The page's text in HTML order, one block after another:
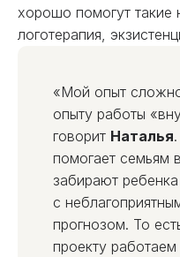
хорошо помогут такие
логотерапия,
«Мой опыт
опыту работы
говорит Наталья
помогает семьям
забирают
с
прогнозом. То
проекту